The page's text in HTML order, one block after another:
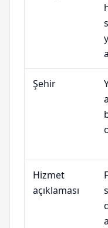
Şehir
Hizmet
açıklaması